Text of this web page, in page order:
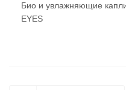
Био и увлажняющие
EYES